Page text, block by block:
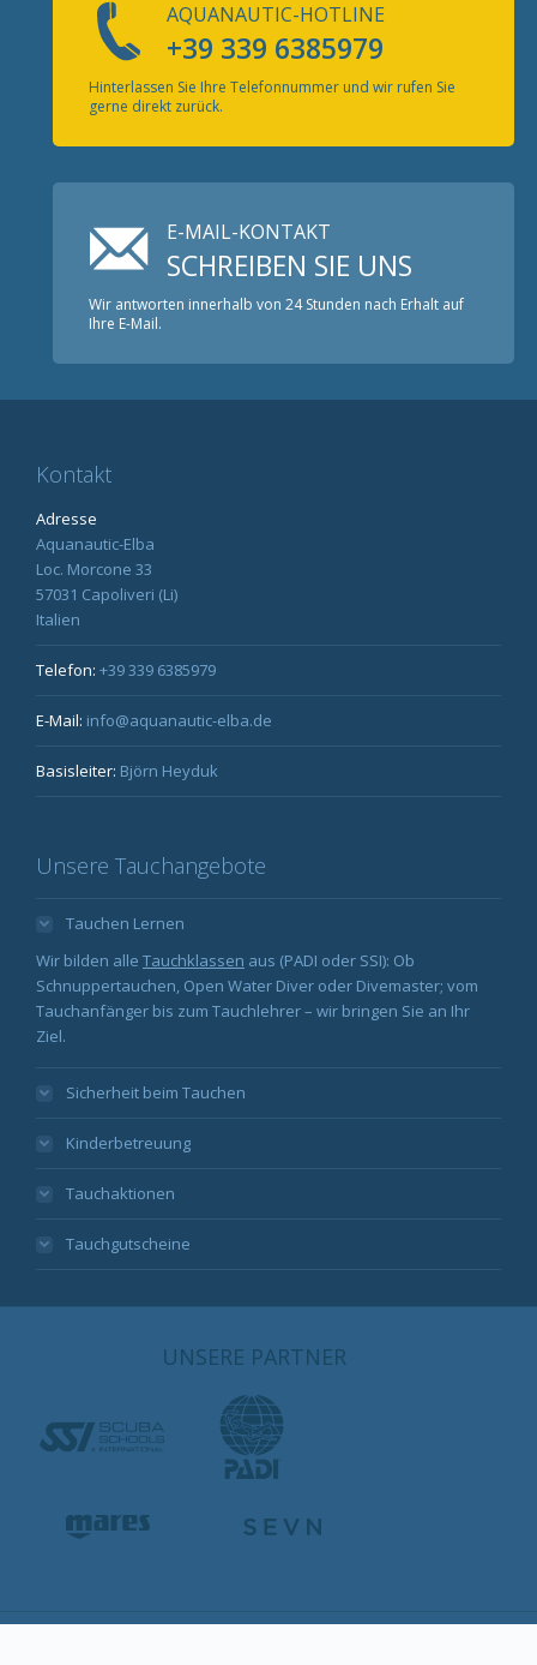
AQUANAUTIC-HOTLINE
+39 339 6385979
Hinterlassen Sie Ihre Telefonnummer und wir rufen Sie
gerne direkt zurück.
E-MAIL-KONTAKT
SCHREIBEN SIE UNS
Wir antworten innerhalb von 24 Stunden nach Erhalt auf
Ihre E-Mail.
Kontakt
Adresse
Aquanautic-Elba
Loc. Morcone 33
57031 Capoliveri (Li)
Italien
Telefon: +39 339 6385979
E-Mail: info@aquanautic-elba.de
Basisleiter: Björn Heyduk
Unsere Tauchangebote
Tauchen Lernen
Wir bilden alle Tauchklassen aus (PADI oder SSI): Ob
Schnuppertauchen, Open Water Diver oder Divemaster; vom
Tauchanfänger bis zum Tauchlehrer – wir bringen Sie an Ihr
Ziel.
Sicherheit beim Tauchen
Kinderbetreuung
Tauchaktionen
Tauchgutscheine
UNSERE PARTNER